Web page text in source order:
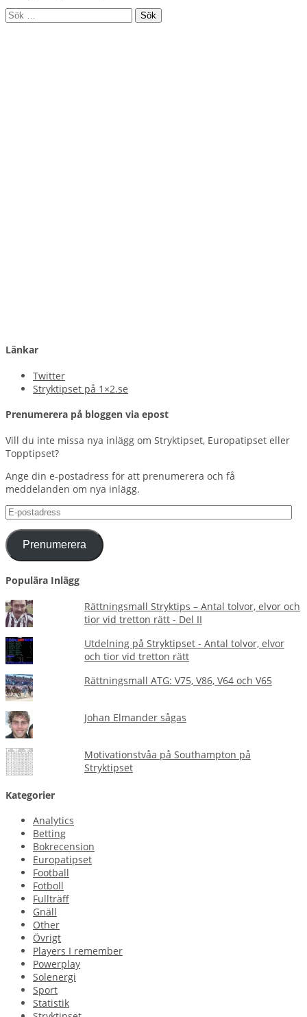
Sök
Länkar
Twitter
Stryktipset på 1×2.se
Prenumerera på bloggen via epost
Vill du inte missa nya inlägg om Stryktipset, Europatipset eller
Topptipset?
Ange din e-postadress för att prenumerera och få
meddelanden om nya inlägg.
E-
postadress
Prenumerera
Populära Inlägg
Rättningsmall Stryktips – Antal tolvor, elvor och
tior vid tretton rätt - Del II
Utdelning på Stryktipset - Antal tolvor, elvor
och tior vid tretton rätt
Rättningsmall ATG: V75, V86, V64 och V65
Johan Elmander sågas
Motivationstvåa på Southampton på
Stryktipset
Kategorier
Analytics
Betting
Bokrecension
Europatipset
Football
Fotboll
Fullträff
Gnäll
Other
Övrigt
Players I remember
Powerplay
Solenergi
Sport
Statistik